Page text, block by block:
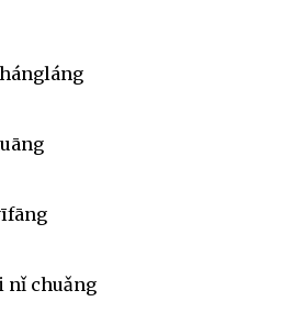
nǐ chuǎng